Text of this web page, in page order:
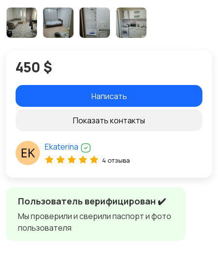
Пользователь верифицирован ✔️
Мы проверили и сверили паспорт и фото
пользователя
450 $
Написать
Показать контакты
Ekaterina
4 отзыва